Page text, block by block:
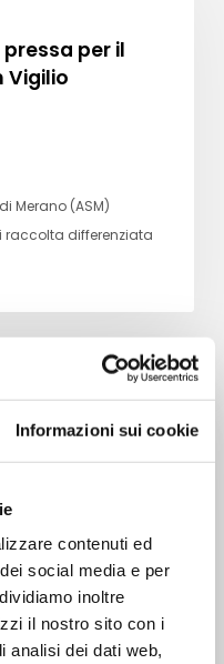
Informazioni sui cookie
contenuti ed
social media e per
inoltre
il nostro sito con i
analisi dei dati web,
per il
Vigilio
Merano (ASM)
raccolta differenziata
il prossimo
dei rifiuti